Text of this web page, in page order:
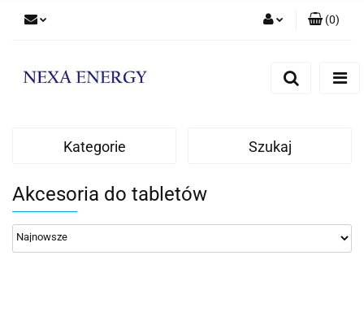
(0)
Kategorie Szukaj
Akcesoria do tabletów